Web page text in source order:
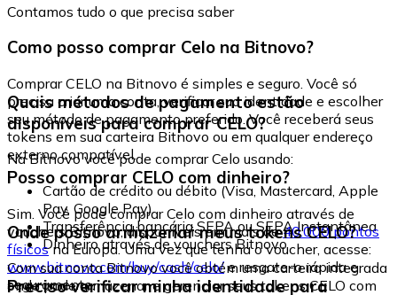
Contamos tudo o que precisa saber
Como posso comprar Celo na Bitnovo?
Comprar CELO na Bitnovo é simples e seguro. Você só
precisa criar uma conta, verificar sua identidade e escolher
seu método de pagamento preferido. Você receberá seus
tokens em sua carteira Bitnovo ou em qualquer endereço
externo compatível.
Quais métodos de pagamento estão
disponíveis para comprar CELO?
Na Bitnovo você pode comprar Celo usando:
Cartão de crédito ou débito (Visa, Mastercard, Apple
Pay, Google Pay)
Transferência bancária SEPA ou SEPA Instantânea
Dinheiro através de vouchers Bitnovo
Posso comprar CELO com dinheiro?
Sim. Você pode comprar Celo com dinheiro através de
vouchers Bitnovo, disponíveis em mais de40.000 pontos
físicosna Europa. Uma vez que tenha o voucher, acesse:
www.bitnovo.com/buy/cash/celo/e resgate-o rápida e
seguramente.
Onde posso armazenar meus tokens CELO?
Com sua conta Bitnovo você obtém uma carteira integrada
onde pode armazenar e gerenciar seus tokens CELO com
Preciso verificar minha identidade para